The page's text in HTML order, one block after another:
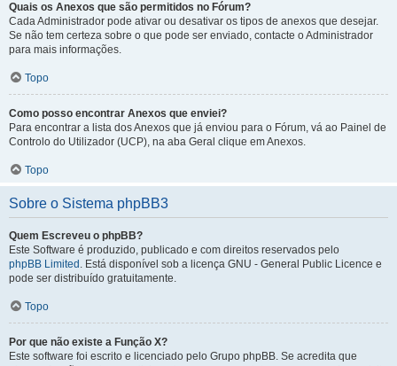
Quais os Anexos que são permitidos no Fórum?
Cada Administrador pode ativar ou desativar os tipos de anexos que desejar.
Se não tem certeza sobre o que pode ser enviado, contacte o Administrador
para mais informações.
Topo
Como posso encontrar Anexos que enviei?
Para encontrar a lista dos Anexos que já enviou para o Fórum, vá ao Painel de
Controlo do Utilizador (UCP), na aba Geral clique em Anexos.
Topo
Sobre o Sistema phpBB3
Quem Escreveu o phpBB?
Este Software é produzido, publicado e com direitos reservados pelo
phpBB Limited . Está disponível sob a licença GNU - General Public Licence e
pode ser distribuído gratuitamente.
Topo
Por que não existe a Função X?
Este software foi escrito e licenciado pelo Grupo phpBB. Se acredita que